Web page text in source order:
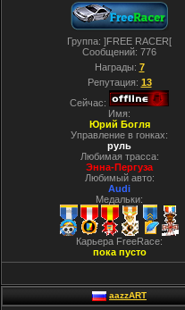
Группа: ]FREE RACER[
Сообщений: 776
Награды: 7
Репутация: 13
Сейчас:
Имя:
Юрий Богля
Управление в гонках:
руль
Любимая трасса:
Энна-Пергуза
Любимый авто:
Audi
Медальки:
Карьера FreeRace:
пока пусто
aazzART